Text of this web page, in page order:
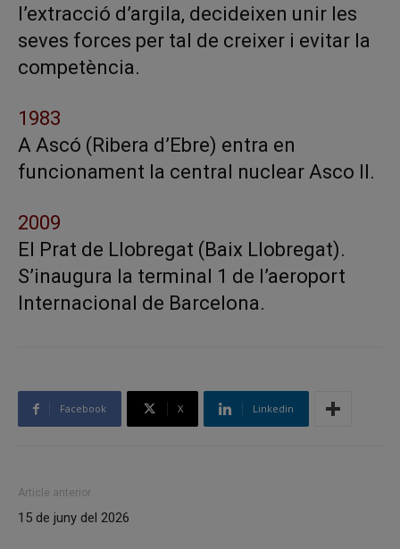
l’extracció d’argila, decideixen unir les
seves forces per tal de creixer i evitar la
competència.
1983
A Ascó (Ribera d’Ebre) entra en
funcionament la central nuclear Asco II.
2009
El Prat de Llobregat (Baix Llobregat).
S’inaugura la terminal 1 de l’aeroport
Internacional de Barcelona.
Facebook X Linkedin
Article anterior
15 de juny del 2026